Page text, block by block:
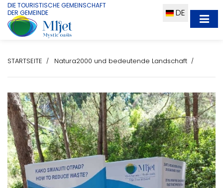
DIE TOURISTISCHE GEMEINSCHAFT
DER GEMEINDE
DE
STARTSEITE Natura2000 und bedeutende Landschaft